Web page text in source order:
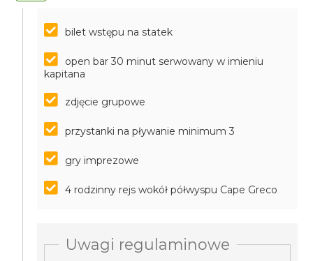
bilet wstępu na statek
open bar 30 minut serwowany w imieniu
kapitana
zdjęcie grupowe
przystanki na pływanie minimum 3
gry imprezowe
4 rodzinny rejs wokół półwyspu Cape Greco
Uwagi regulaminowe